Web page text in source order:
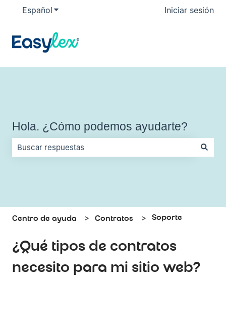
Español Traducciones de Mostrar submenú de
Iniciar sesión
Hola. ¿Cómo podemos ayudarte?
Centro de ayuda Contratos Soporte
¿Qué tipos de contratos
necesito para mi sitio web?